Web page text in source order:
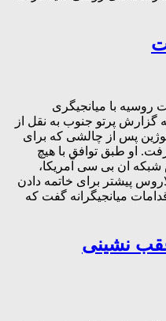
روسیه با میانجیگری
گزارش پرتو جنوب به نقل از
پس از چالشی که برای
او طبق توافق با هیچ
شبکه ان بی سی آمریکا،
پیشتر برای خاتمه دادن
میانجیگرانه گفت که
نشینی